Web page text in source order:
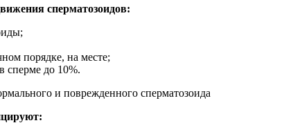
сперматозоидов:
порядке, на месте;
сперме до 10%.